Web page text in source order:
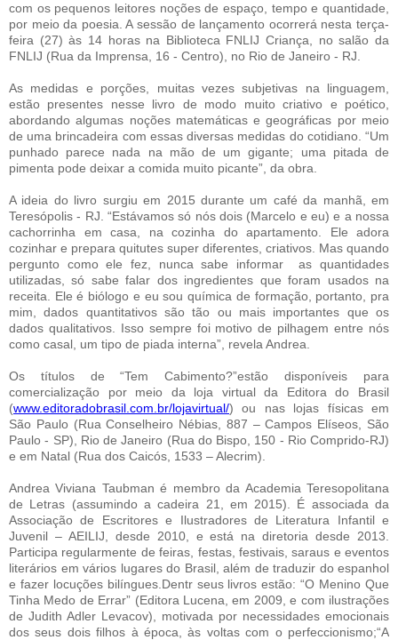
com os pequenos leitores noções de espaço, tempo e quantidade,
por meio da poesia. A sessão de lançamento ocorrerá nesta terça-
feira (27) às 14 horas na Biblioteca FNLIJ Criança, no salão da
FNLIJ (Rua da Imprensa, 16 - Centro), no Rio de Janeiro - RJ.
As medidas e porções, muitas vezes subjetivas na linguagem,
estão presentes nesse livro de modo muito criativo e poético,
abordando algumas noções matemáticas e geográficas por meio
de uma brincadeira com essas diversas medidas do cotidiano. “Um
punhado parece nada na mão de um gigante; uma pitada de
pimenta pode deixar a comida muito picante”, da obra.
A ideia do livro surgiu em 2015 durante um café da manhã, em
Teresópolis - RJ. “Estávamos só nós dois (Marcelo e eu) e a nossa
cachorrinha em casa, na cozinha do apartamento. Ele adora
cozinhar e prepara quitutes super diferentes, criativos. Mas quando
pergunto como ele fez, nunca sabe informar as quantidades
utilizadas, só sabe falar dos ingredientes que foram usados na
receita. Ele é biólogo e eu sou química de formação, portanto, pra
mim, dados quantitativos são tão ou mais importantes que os
dados qualitativos. Isso sempre foi motivo de pilhagem entre nós
como casal, um tipo de piada interna”, revela Andrea.
Os títulos de “Tem Cabimento?”estão disponíveis para
comercialização por meio da loja virtual da Editora do Brasil
(www.editoradobrasil.com.br/lojavirtual/) ou nas lojas físicas em
São Paulo (Rua Conselheiro Nébias, 887 – Campos Elíseos, São
Paulo - SP), Rio de Janeiro (Rua do Bispo, 150 - Rio Comprido-RJ)
e em Natal (Rua dos Caicós, 1533 – Alecrim).
Andrea Viviana Taubman é membro da Academia Teresopolitana
de Letras (assumindo a cadeira 21, em 2015). É associada da
Associação de Escritores e Ilustradores de Literatura Infantil e
Juvenil – AEILIJ, desde 2010, e está na diretoria desde 2013.
Participa regularmente de feiras, festas, festivais, saraus e eventos
literários em vários lugares do Brasil, além de traduzir do espanhol
e fazer locuções bilíngues.Dentr seus livros estão: “O Menino Que
Tinha Medo de Errar” (Editora Lucena, em 2009, e com ilustrações
de Judith Adler Levacov), motivada por necessidades emocionais
dos seus dois filhos à época, às voltas com o perfeccionismo;“A